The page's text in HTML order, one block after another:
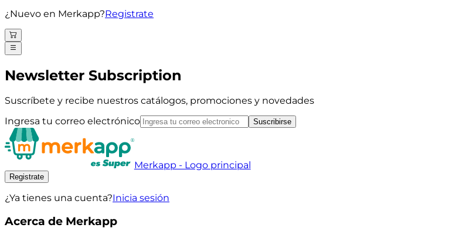
¿Nuevo en Merkapp?Registrate
Newsletter Subscription
Suscríbete y recibe nuestros catálogos, promociones y novedades
Ingresa tu correo electrónico
Suscribirse
Merkapp - Logo principal
Registrate
¿Ya tienes una cuenta?Inicia sesión
Acerca de Merkapp